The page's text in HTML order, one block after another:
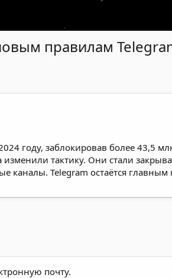
правилам
году, заблокировав более 43,5
тактику. Они стали
каналы. Telegram остаётся
почту.